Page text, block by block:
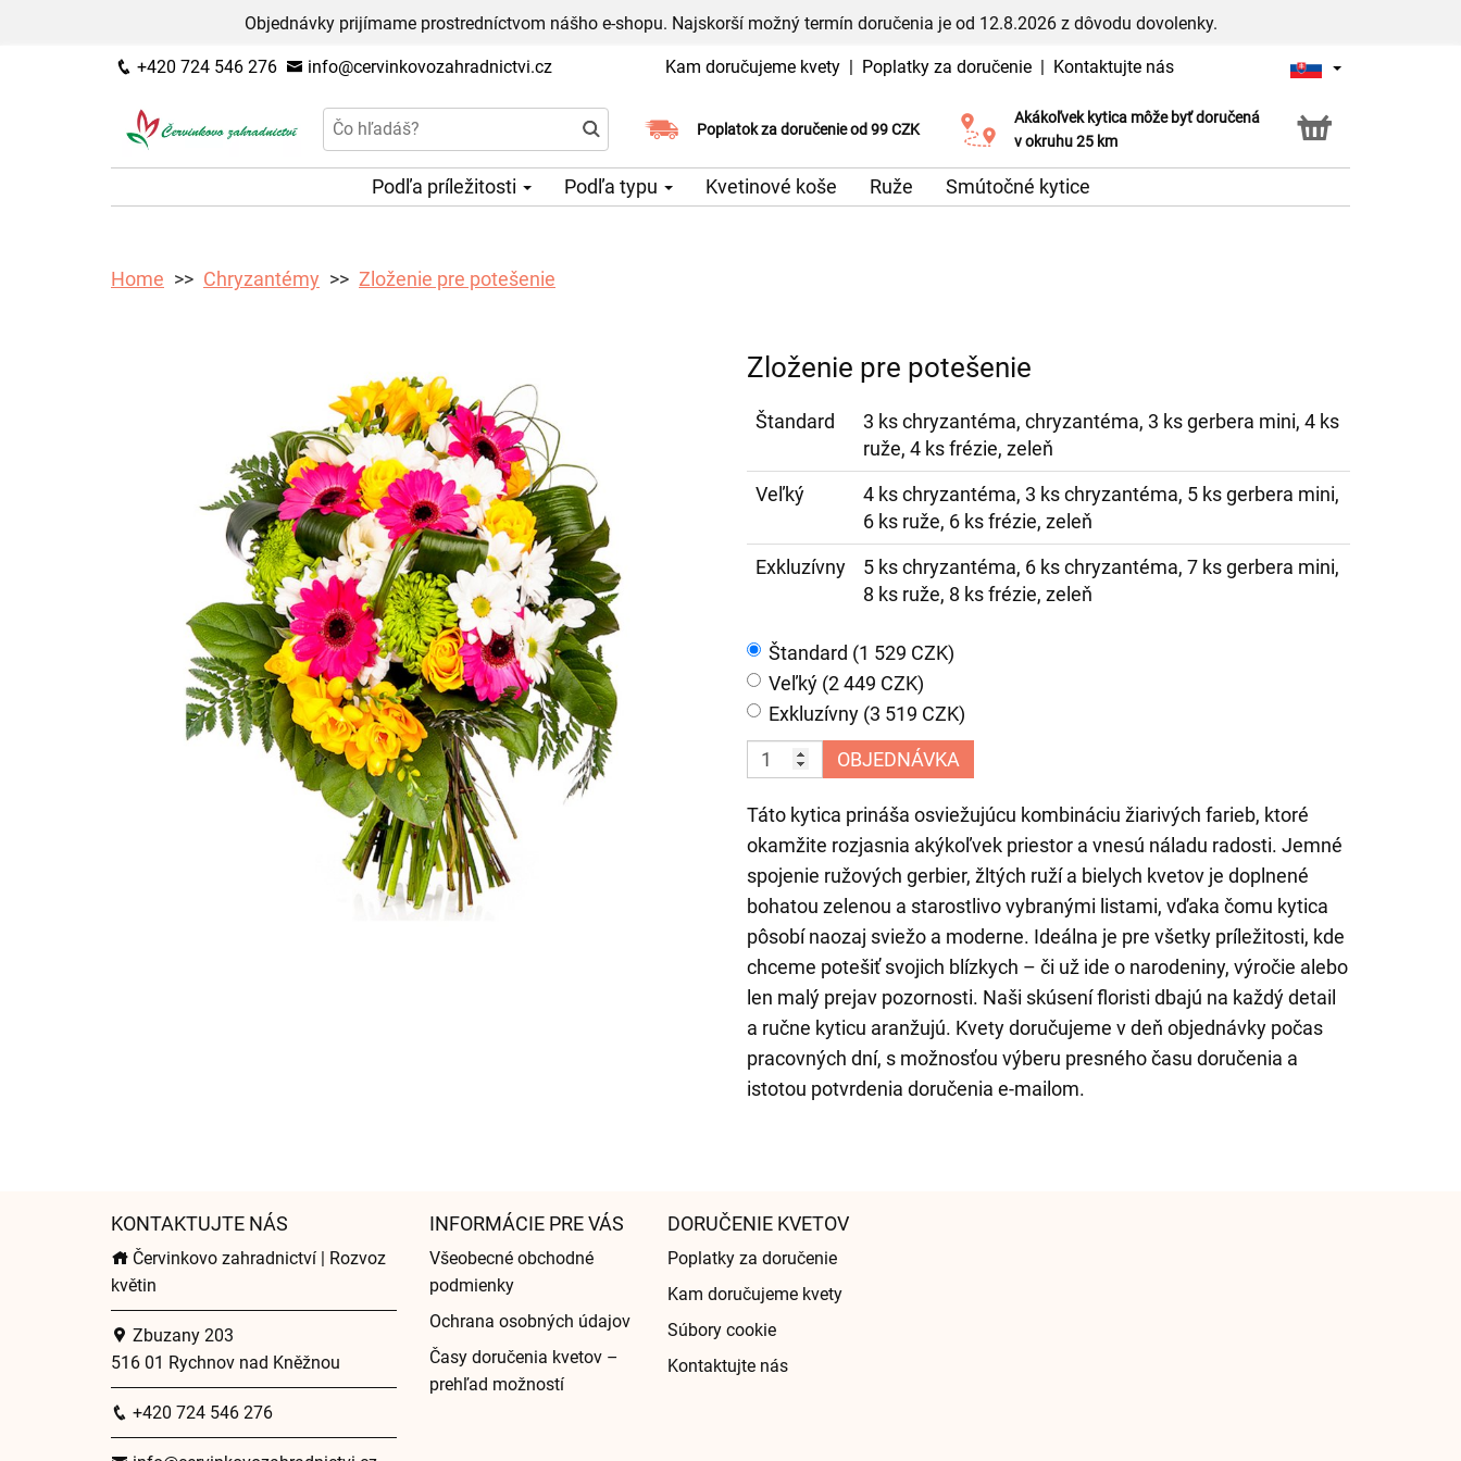
Objednávky prijímame prostredníctvom nášho e-shopu. Najskorší možný termín doručenia je od 12.8.2026 z dôvodu dovolenky.
+420 724 546 276 info@cervinkovozahradnictvi.cz Kam doručujeme kvety | Poplatky za doručenie | Kontaktujte nás
Poplatok za doručenie od 99 CZK
Vyberte si dátum doručenia
Akákoľvek kytica môže byť doručená
v okruhu 25 km
Služba Click & Collect
Podľa príležitosti Podľa typu Kvetinové koše Ruže Smútočné kytice
Home Chryzantémy Zloženie pre potešenie
Zloženie pre potešenie
Štandard
3 ks chryzantéma, chryzantéma, 3 ks gerbera mini, 4 ks
ruže, 4 ks frézie, zeleň
Veľký
4 ks chryzantéma, 3 ks chryzantéma, 5 ks gerbera mini,
6 ks ruže, 6 ks frézie, zeleň
Exkluzívny
5 ks chryzantéma, 6 ks chryzantéma, 7 ks gerbera mini,
8 ks ruže, 8 ks frézie, zeleň
Štandard (1 529 CZK)
Veľký (2 449 CZK)
Exkluzívny (3 519 CZK)
OBJEDNÁVKA
Táto kytica prináša osviežujúcu kombináciu žiarivých farieb, ktoré
okamžite rozjasnia akýkoľvek priestor a vnesú náladu radosti. Jemné
spojenie ružových gerbier, žltých ruží a bielych kvetov je doplnené
bohatou zelenou a starostlivo vybranými listami, vďaka čomu kytica
pôsobí naozaj sviežo a moderne. Ideálna je pre všetky príležitosti, kde
chceme potešiť svojich blízkych – či už ide o narodeniny, výročie alebo
len malý prejav pozornosti. Naši skúsení floristi dbajú na každý detail
a ručne kyticu aranžujú. Kvety doručujeme v deň objednávky počas
pracovných dní, s možnosťou výberu presného času doručenia a
istotou potvrdenia doručenia e-mailom.
KONTAKTUJTE NÁS
Červinkovo zahradnictví | Rozvoz
květin
Zbuzany 203
516 01 Rychnov nad Kněžnou
+420 724 546 276
INFORMÁCIE PRE VÁS
Všeobecné obchodné
podmienky
Ochrana osobných údajov
Časy doručenia kvetov –
prehľad možností
DORUČENIE KVETOV
Poplatky za doručenie
Kam doručujeme kvety
Súbory cookie
Kontaktujte nás